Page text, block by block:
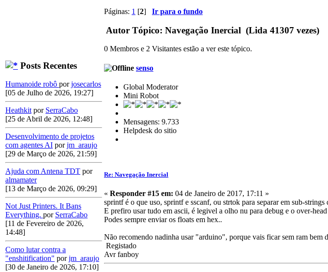
Posts Recentes
Humanoide robô porjosecarlos
[05 de Julho de 2026, 19:27]
Heathkit por SerraCabo
[25 de Abril de 2026, 12:48]
Desenvolvimento de projetos
com agentes AI porjm_araujo
[29 de Março de 2026, 21:59]
Ajuda com Antena TDT por
almamater
[13 de Março de 2026, 09:29]
Not Just Printers. It Bans
Everything. por SerraCabo
[11 de Fevereiro de 2026,
14:48]
Como lutar contra a
"enshitification" porjm_araujo
[30 de Janeiro de 2026, 17:10]
Páginas: 1 [2] Ir para o fundo
Autor Tópico: Navegação Inercial (Lida 41307 vezes)
0 Membros e 2 Visitantes estão a ver este tópico.
senso
Global Moderator
Mini Robot
Mensagens: 9.733
Helpdesk do sitio
Re: Navegação Inercial
« Responder #15 em: 04 de Janeiro de 2017, 17:11 »
sprintf é o que uso, sprintf e sscanf, ou strtok para separar em sub-strings
E prefiro usar tudo em ascii, é legivel a olho nu para debug e o over-
Podes sempre enviar os floats em hex..
Não recomendo nadinha usar "arduino", porque vais ficar sem ram bem
Registado
Avr fanboy